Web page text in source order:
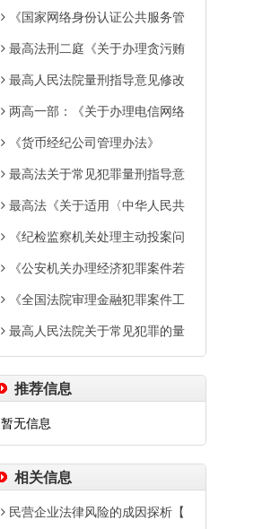
《国家网络身份认证公共服务管
最高法刑二庭《关于办理贪污贿
最高人民法院量刑指导意见修改
两高一部：《关于办理电信网络
《货币经纪公司管理办法》
最高法关于常见犯罪量刑指导意
最高法《关于适用〈中华人民共
《纪检监察机关处理主动投案问
《公安机关办理经济犯罪案件若
《全国法院审理金融犯罪案件工
最高人民法院关于常见犯罪的量
推荐信息
暂无信息
相关信息
民营企业法律风险的成因探析【